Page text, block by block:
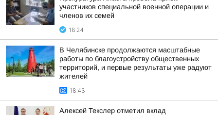
участников специальной военной операции и
членов их семей
18:24
В Челябинске продолжаются масштабные
работы по благоустройству общественных
территорий, и первые результаты уже радуют
жителей
18:43
Алексей Текслер отметил вклад